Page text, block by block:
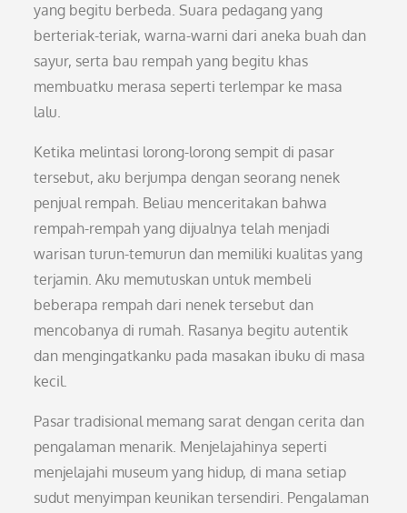
yang begitu berbeda. Suara pedagang yang
berteriak-teriak, warna-warni dari aneka buah dan
sayur, serta bau rempah yang begitu khas
membuatku merasa seperti terlempar ke masa
lalu.
Ketika melintasi lorong-lorong sempit di pasar
tersebut, aku berjumpa dengan seorang nenek
penjual rempah. Beliau menceritakan bahwa
rempah-rempah yang dijualnya telah menjadi
warisan turun-temurun dan memiliki kualitas yang
terjamin. Aku memutuskan untuk membeli
beberapa rempah dari nenek tersebut dan
mencobanya di rumah. Rasanya begitu autentik
dan mengingatkanku pada masakan ibuku di masa
kecil.
Pasar tradisional memang sarat dengan cerita dan
pengalaman menarik. Menjelajahinya seperti
menjelajahi museum yang hidup, di mana setiap
sudut menyimpan keunikan tersendiri. Pengalaman